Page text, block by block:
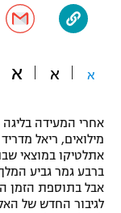
"מחצית
משתתפים
תקנון משתתפים
תקנון עבור
תקנון עבור פעילות
טניס
גיימינג E-Sports
אופניים
ספורט מוטורי
פוטבול אמריקאי NFL
בייסבול MLB
א א א
אחרי המעידה
מילואים, ריאל
אתלטיקו במוצאי
אבל בתוספת הזמן